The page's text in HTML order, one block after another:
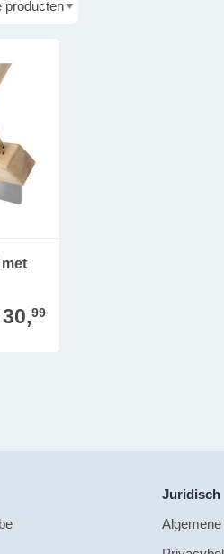
99
Juridisch